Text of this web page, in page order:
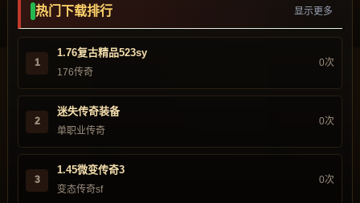
热门下载排行 显示更多
1
1.76复古精品523sy
176传奇
0次
2
迷失传奇装备
单职业传奇
0次
3
1.45微变传奇3
变态传奇sf
0次